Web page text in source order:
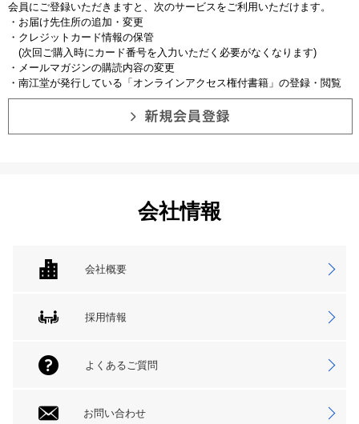
会員にご登録いただきますと、次のサービスをご利用いただけます。
・お届け先住所の追加・変更
・クレジットカード情報の保管
(次回ご購入時にカード番号を入力いただく必要がなくなります)
・メールマガジンの購読内容の変更
・南江堂が発行している「オンラインアクセス権付書籍」の登録・閲覧
会社情報
会社概要
採用情報
よくあるご質問
お問い合わせ